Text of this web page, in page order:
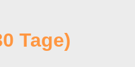
Tage)